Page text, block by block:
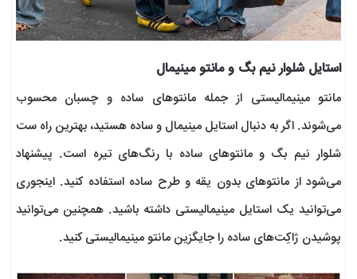
استایل شلوار نیم بگ و مانتو مینیمال
مانتو مینیمالیستی از جمله مانتوهای ساده و چسبان محسوب
می‌شوند. اگر به دنبال استایل مینیمال و ساده هستید، بهترین راه ست
شلوار نیم بگ و مانتوهای ساده با رنگ‌های تیره است. پیشنهاد
می‌شود از مانتوهای بدون یقه و طرح ساده استفاده کنید. اینجوری
می‌توانید یک استایل مینیمالیستی داشته باشید. همچنین می‌توانید
پوشیدن ژاکِت‌های ساده را جایگزین مانتو مینیمالیستی کنید.